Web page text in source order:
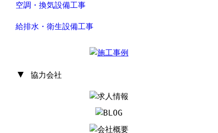
空調・換気設備工事
給排水・衛生設備工事
▼ 協力会社